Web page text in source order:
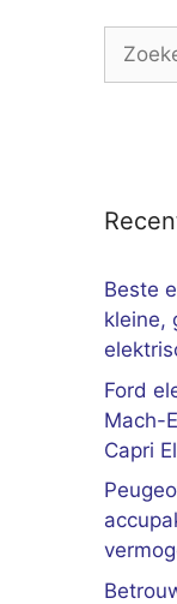
Zoek
Beste
kleine,
Ford
Mach-
Capri